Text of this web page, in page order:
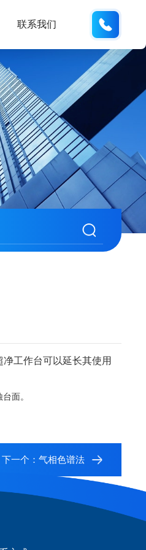
联系我们
工作台可以延长其使用
台面。
下一个： 气相色谱法